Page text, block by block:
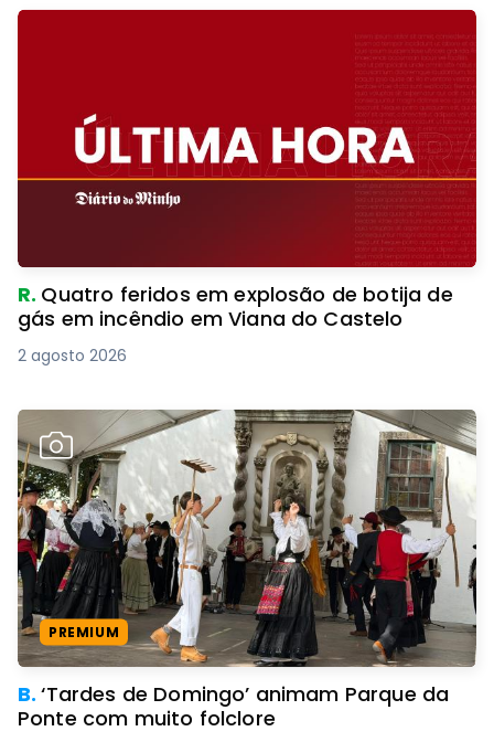
R. Quatro feridos em explosão de botija de
gás em incêndio em Viana do Castelo
2 agosto 2026
PREMIUM
B.‘Tardes de Domingo’ animam Parque da
Ponte com muito folclore